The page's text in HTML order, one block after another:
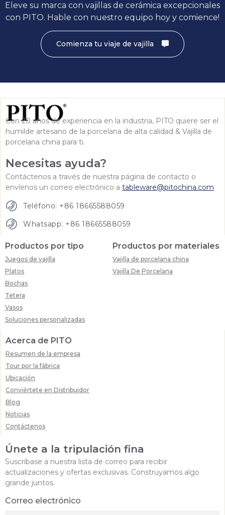
Eleve su marca con vajillas de cerámica excepcionales
con PITO. Hable con nuestro equipo hoy y comience!
Comienza tu viaje de vajilla
Con 20 años de experiencia en la industria, PITO quiere ser el
humilde artesano de la porcelana de alta calidad & Vajilla de
porcelana china para ti.
Necesitas ayuda?
Contáctenos a través de nuestra página de contacto o
envíenos un correo electrónico a tableware@pitochina.com
Teléfono: +86 18665588059
Whatsapp: +86 18665588059
Productos por tipo
Juegos de vajilla
Platos
Bochas
Tetera
Vasos
Soluciones personalizadas
Productos por materiales
Vajilla de porcelana china
Vajilla De Porcelana
Acerca de PITO
Resumen de la empresa
Tour por la fábrica
Ubicación
Conviértete en Distribuidor
Blog
Noticias
Contáctenos
Únete a la tripulación fina
Suscríbase a nuestra lista de correo para recibir
actualizaciones y ofertas exclusivas. Construyamos algo
grande juntos.
Correo electrónico